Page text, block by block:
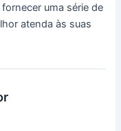
uma série de
atenda às suas